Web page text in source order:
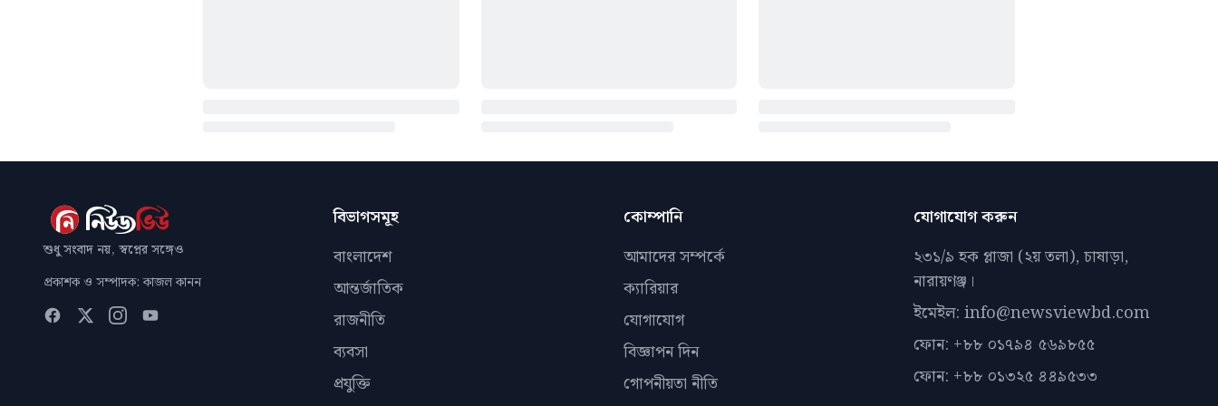
শুধু সংবাদ নয়, স্বপ্নের সঙ্গেও
প্রকাশক ও সম্পাদক: কাজল কানন
বিভাগসমূহ
বাংলাদেশ
আন্তর্জাতিক
রাজনীতি
ব্যবসা
প্রযুক্তি
কোম্পানি
আমাদের সম্পর্কে
ক্যারিয়ার
যোগাযোগ
বিজ্ঞাপন দিন
গোপনীয়তা নীতি
যোগাযোগ করুন
২৩১/৯ হক প্লাজা (২য় তলা), চাষাড়া,
নারায়ণঞ্জ।
ইমেইল: info@newsviewbd.com
ফোন: +৮৮ ০১৭৯৪ ৫৬৯৮৫৫
ফোন: +৮৮ ০১৩২৫ ৪৪৯৫৩৩